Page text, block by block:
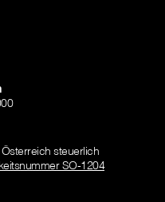
steuerlich
SO-1204